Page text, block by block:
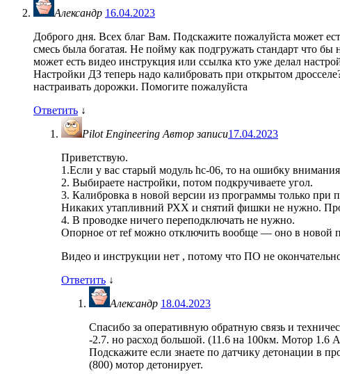
Александр 16.04.2023
Доброго дня. Всех благ Вам. Подскажите пожалуйста может
смесь была богатая. Не пойму как подгружать стандарт что
может есть видео инструкция или ссылка кто уже делал
Настройки ДЗ теперь надо калибровать при открытом
настраивать дорожки. Помогите пожалуйста
Ответить ↓
Pilot Engineering Автор записи17.04.2023
Приветствую.
1.Если у вас старый модуль hc-06, то на ошибку
2. Выбираете настройки, потом подкручиваете угол.
3. Калибровка в новой версии из программы только при
Никаких утапливний РХХ и снятий фишки не нужно.
4. В проводке ничего переподключать не нужно.
Опорное от ref можно отключить вообще — оно в новой
Видео и инструкции нет , потому что ПО не
Ответить ↓
Александр 18.04.2023
Спасибо за оперативную обратную связь и
-2.7. но расход большой. (11.6 на 100км. Мотор 1.6
Подскажите если знаете по датчику детонации в
(800) мотор детонирует.